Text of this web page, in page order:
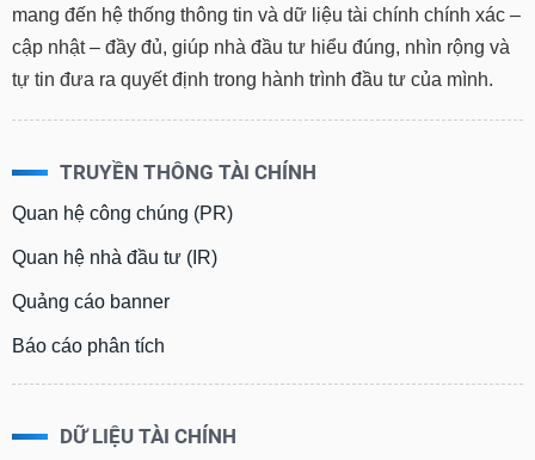
mang đến hệ thống thông tin và dữ liệu tài chính chính xác –
cập nhật – đầy đủ, giúp nhà đầu tư hiểu đúng, nhìn rộng và
tự tin đưa ra quyết định trong hành trình đầu tư của mình.
TRUYỀN THÔNG TÀI CHÍNH
Quan hệ công chúng (PR)
Quan hệ nhà đầu tư (IR)
Quảng cáo banner
Báo cáo phân tích
DỮ LIỆU TÀI CHÍNH